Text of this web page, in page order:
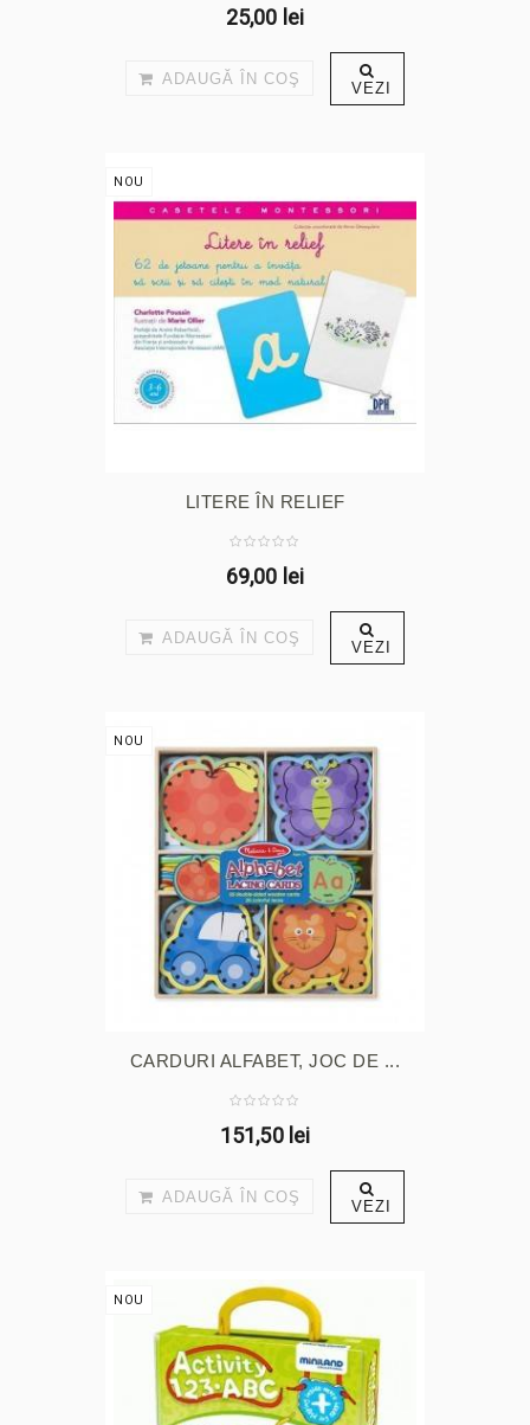
25,00 lei
ADAUGĂ ÎN COŞ VEZI
NOU
LITERE ÎN RELIEF
69,00 lei
ADAUGĂ ÎN COŞ VEZI
NOU
CARDURI ALFABET, JOC DE ...
151,50 lei
ADAUGĂ ÎN COŞ VEZI
NOU